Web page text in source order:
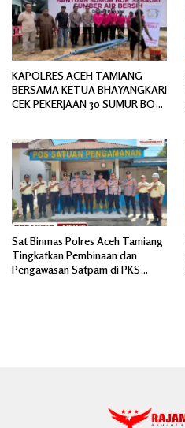
KAPOLRES ACEH TAMIANG
BERSAMA KETUA BHAYANGKARI
CEK PEKERJAAN 30 SUMUR BOR
Sat Binmas Polres Aceh Tamiang
Tingkatkan Pembinaan dan
Pengawasan Satpam di PKS